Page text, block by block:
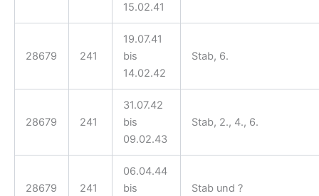
15.02.41
28679 241
19.07.41
bis
14.02.42
Stab, 6.
28679 241
31.07.42
bis
09.02.43
Stab, 2., 4., 6.
28679 241
06.04.44
bis
Stab und ?